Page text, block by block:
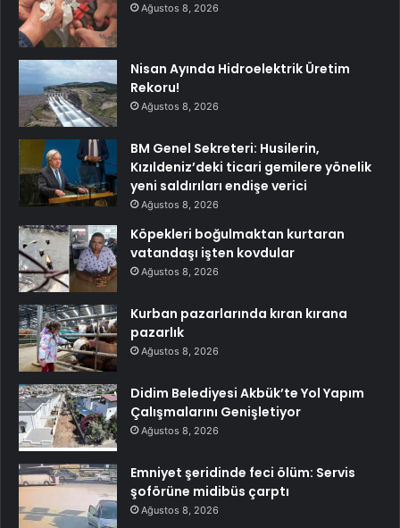
Ağustos 8, 2026
Nisan Ayında Hidroelektrik Üretim
Rekoru!
Ağustos 8, 2026
BM Genel Sekreteri: Husilerin,
Kızıldeniz’deki ticari gemilere yönelik
yeni saldırıları endişe verici
Ağustos 8, 2026
Köpekleri boğulmaktan kurtaran
vatandaşı işten kovdular
Ağustos 8, 2026
Kurban pazarlarında kıran kırana
pazarlık
Ağustos 8, 2026
Didim Belediyesi Akbük’te Yol Yapım
Çalışmalarını Genişletiyor
Ağustos 8, 2026
Emniyet şeridinde feci ölüm: Servis
şoförüne midibüs çarptı
Ağustos 8, 2026